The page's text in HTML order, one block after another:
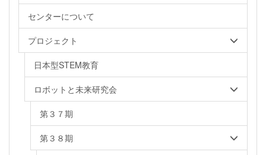
センターについて
プロジェクト
日本型STEM教育
ロボットと未来研究会
第３７期
第３８期